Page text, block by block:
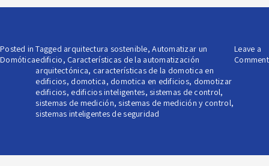
Posted in
Domótica
Tagged arquitectura sostenible,Automatizar un
edificio, Características de la automatización
arquitectónica, características de la domotica en
edificios, domotica, domotica en edificios, domotizar
edificios, edificios inteligentes,sistemas de control,
sistemas de medición,sistemas de medición y control,
sistemas inteligentes de seguridad
Leave a
Comment